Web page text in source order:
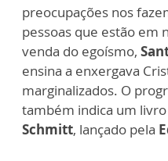
preocupações nos
pessoas que estão em
venda do egoísmo,
ensina a enxergava
marginalizados. O
também indica um
Schmitt, lançado pela